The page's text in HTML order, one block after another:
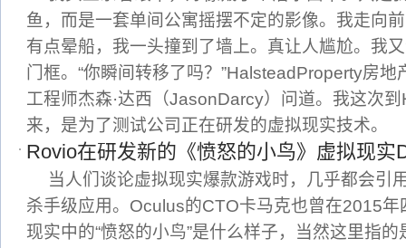
鱼，而是一套单间公寓摇摆不定的影像。我走向
有点晕船，我一头撞到了墙上。真让人尴尬。我
门框。“你瞬间转移了吗？”HalsteadProperty房
工程师杰森·达西（JasonDarcy）问道。我这次
来，是为了测试公司正在研发的虚拟现实技术。
Rovio在研发新的《愤怒的小鸟》虚拟现实
当人们谈论虚拟现实爆款游戏时，几乎都会引
杀手级应用。Oculus的CTO卡马克也曾在2015年
现实中的“愤怒的小鸟”是什么样子，当然这里指